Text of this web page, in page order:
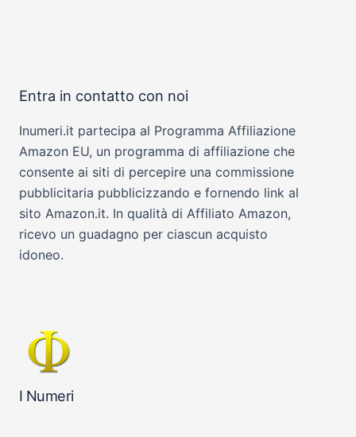
Entra in contatto con noi
Inumeri.it partecipa al Programma Affiliazione
Amazon EU, un programma di affiliazione che
consente ai siti di percepire una commissione
pubblicitaria pubblicizzando e fornendo link al
sito Amazon.it. In qualità di Affiliato Amazon,
ricevo un guadagno per ciascun acquisto
idoneo.
I Numeri